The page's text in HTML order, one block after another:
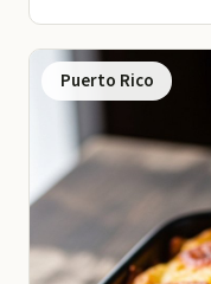
Puerto Rico